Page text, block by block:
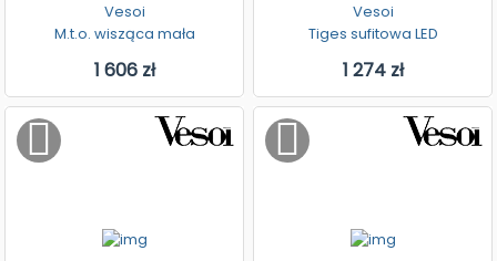
Vesoi
M.t.o. wisząca mała
1 606 zł
Vesoi
Tiges sufitowa LED
1 274 zł